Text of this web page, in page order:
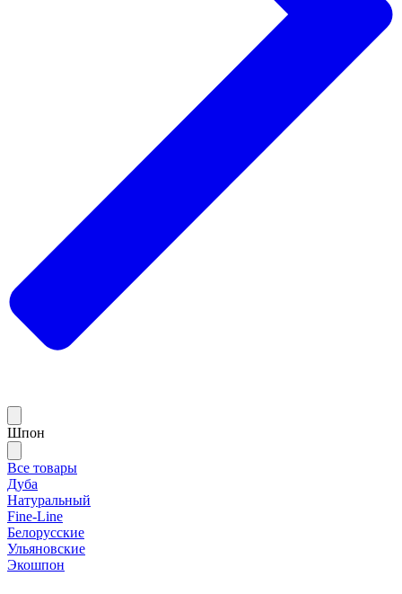
Шпон
Все товары
Дуба
Натуральный
Fine-Line
Белорусские
Ульяновские
Экошпон